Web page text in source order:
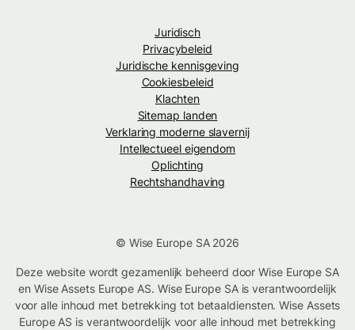
Juridisch
Privacybeleid
Juridische kennisgeving
Cookiesbeleid
Klachten
Sitemap landen
Verklaring moderne slavernij
Intellectueel eigendom
Oplichting
Rechtshandhaving
© Wise Europe SA 2026
Deze website wordt gezamenlijk beheerd door Wise Europe SA
en Wise Assets Europe AS. Wise Europe SA is verantwoordelijk
voor alle inhoud met betrekking tot betaaldiensten. Wise Assets
Europe AS is verantwoordelijk voor alle inhoud met betrekking